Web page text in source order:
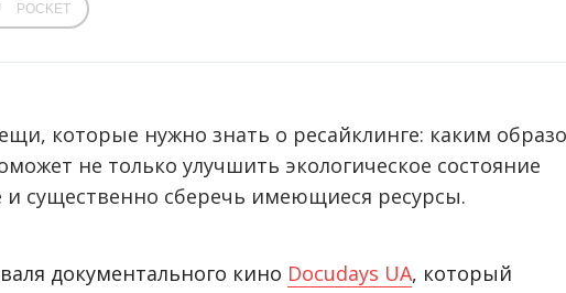
POCKET
которые нужно знать о ресайклинге: каким
не только улучшить экологическое состояние
существенно сберечь имеющиеся ресурсы.
документального кино Docudays UA, который